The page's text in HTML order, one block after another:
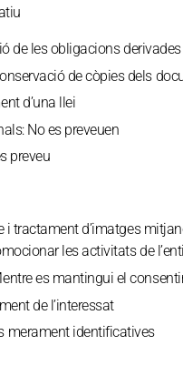
de les obligacions
de còpies dels
d’una llei
No es preveuen
preveu
i tractament d’imatges
les activitats de
es mantingui el
de l’interessat
merament identificatives